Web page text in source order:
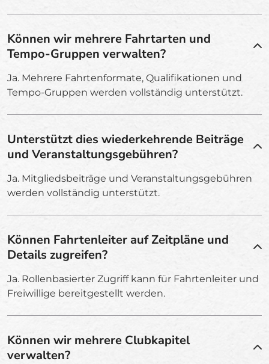
Können wir mehrere Fahrtarten und
Tempo-Gruppen verwalten?
Ja. Mehrere Fahrtenformate, Qualifikationen und
Tempo-Gruppen werden vollständig unterstützt.
Unterstützt dies wiederkehrende Beiträge
und Veranstaltungsgebühren?
Ja. Mitgliedsbeiträge und Veranstaltungsgebühren
werden vollständig unterstützt.
Können Fahrtenleiter auf Zeitpläne und
Details zugreifen?
Ja. Rollenbasierter Zugriff kann für Fahrtenleiter und
Freiwillige bereitgestellt werden.
Können wir mehrere Clubkapitel
verwalten?